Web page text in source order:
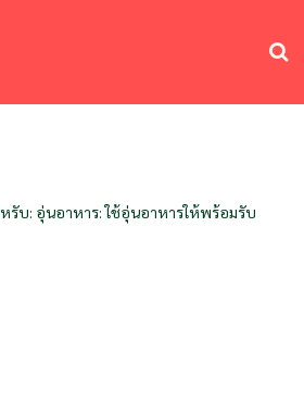
หรับ: อุ่นอาหาร: ใช้อุ่นอาหารให้พร้อมรับ